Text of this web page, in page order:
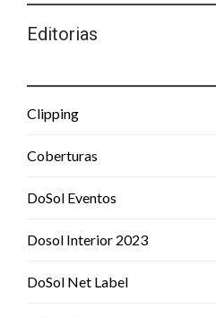
Editorias
Clipping
Coberturas
DoSol Eventos
Dosol Interior 2023
DoSol Net Label